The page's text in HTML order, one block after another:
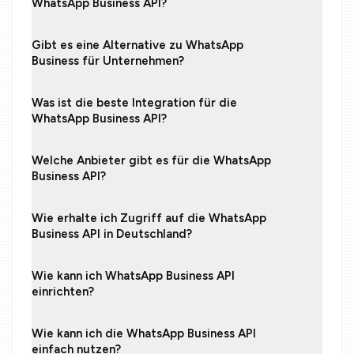
WhatsApp Business API?
Gibt es eine Alternative zu WhatsApp
Business für Unternehmen?
Was ist die beste Integration für die
WhatsApp Business API?
Welche Anbieter gibt es für die WhatsApp
Business API?
Wie erhalte ich Zugriff auf die WhatsApp
Business API in Deutschland?
Wie kann ich WhatsApp Business API
einrichten?
Wie kann ich die WhatsApp Business API
einfach nutzen?